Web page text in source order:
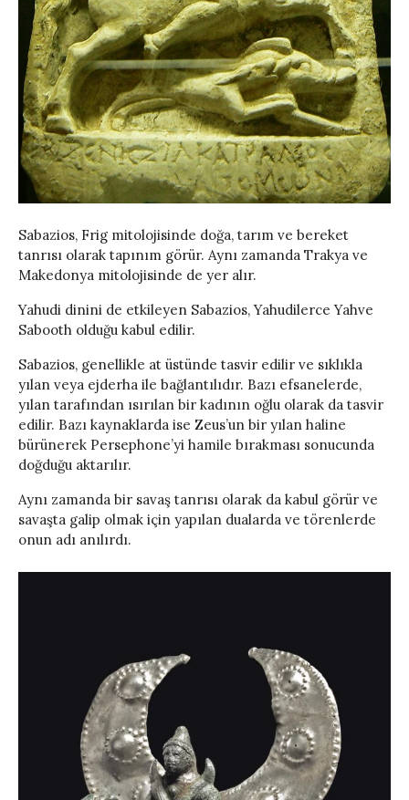
Sabazios, Frig mitolojisinde doğa, tarım ve bereket
tanrısı olarak tapınım görür. Aynı zamanda Trakya ve
Makedonya mitolojisinde de yer alır.
Yahudi dinini de etkileyen Sabazios, Yahudilerce Yahve
Sabooth olduğu kabul edilir.
Sabazios, genellikle at üstünde tasvir edilir ve sıklıkla
yılan veya ejderha ile bağlantılıdır. Bazı efsanelerde,
yılan tarafından ısırılan bir kadının oğlu olarak da tasvir
edilir. Bazı kaynaklarda ise Zeus’un bir yılan haline
bürünerek Persephone’yi hamile bırakması sonucunda
doğduğu aktarılır.
Aynı zamanda bir savaş tanrısı olarak da kabul görür ve
savaşta galip olmak için yapılan dualarda ve törenlerde
onun adı anılırdı.